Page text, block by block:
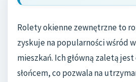
Rolety okienne zewnętrzne to
zyskuje na popularności wśród
mieszkań. Ich główną zaletą
słońcem, co pozwala na